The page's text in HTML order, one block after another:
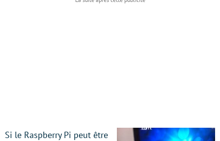
Si le Raspberry Pi peut être